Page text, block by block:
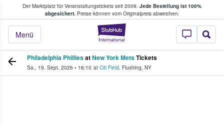
Der Marktplatz für Veranstaltungstickets seit 2009. Jede Bestellung ist 100%
abgesichert.Preise können vom Originalpreis abweichen.
StubHub - Wo
Menü
Tickets kaufen & verkaufen
Philadelphia PhilliesatNew York MetsTickets
Sa., 19. Sept. 2026 • 16:10 at Citi Field, Flushing, NY